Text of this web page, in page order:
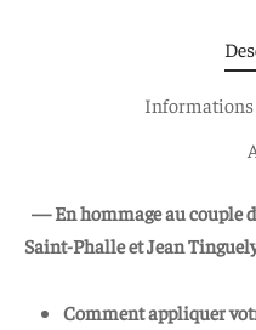
— En hommage au couple
Saint-Phalle et Jean
Comment appliquer